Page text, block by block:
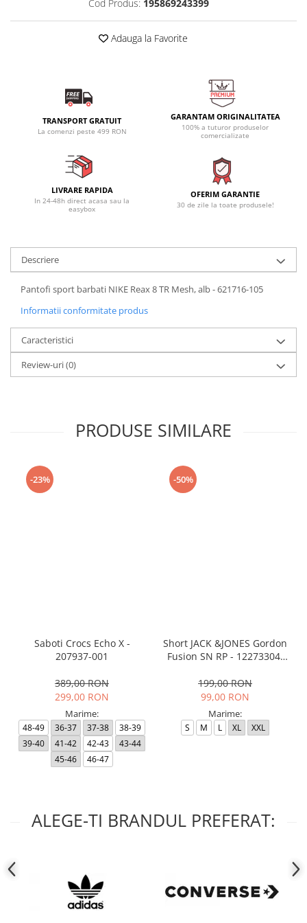
Cod Produs: 195869243399
Adauga la Favorite
TRANSPORT GRATUIT
La comenzi peste 499 RON
GARANTAM ORIGINALITATEA
100% a tuturor produselor
comercializate
LIVRARE RAPIDA
In 24-48h direct acasa sau la
easybox
OFERIM GARANTIE
30 de zile la toate produsele!
Descriere
Pantofi sport barbati NIKE Reax 8 TR Mesh, alb - 621716-105
Informatii conformitate produs
Caracteristici
Review-uri(0)
PRODUSE SIMILARE
-23%
Saboti Crocs Echo X -
207937-001
389,00 RON
299,00 RON
Marime:
48-49 36-37 37-38
38-39
39-40
41-42 42-43
43-44
45-46
46-47
-50%
Short JACK &JONES Gordon
Fusion SN RP - 12273304-
199,00 RON
99,00 RON
Marime:
S M L XL XXL
ALEGE-TI BRANDUL PREFERAT: